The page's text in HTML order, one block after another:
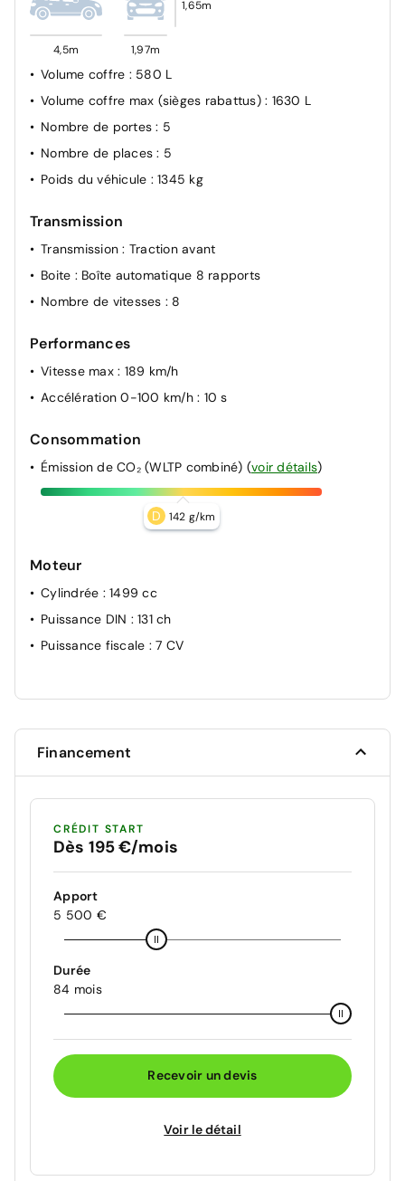
Verrouillage automatique de tous les ouvrants en
Sécurité enfants mécanique
ESP (contrôle dynamique de stabilité)
Détection de sous-gonflage
Témoin de non-bouclage de ceinture conducteur et
passagers
Airbag passager AV désactivable à clé
4,5m 1,97m
1,65m
Volume coffre : 580 L
Volume coffre max (sièges rabattus) : 1630 L
Nombre de portes: 5
Nombre de places: 5
Poids du véhicule : 1345 kg
Transmission
Transmission: Traction avant
Boite : Boîte automatique 8 rapports
Nombre de vitesses : 8
Performances
Vitesse max : 189 km/h
Accélération 0-100 km/h : 10 s
Consommation
Émission de CO₂ (WLTP combiné) (voir détails)
D 142 g/km
Moteur
Cylindrée : 1499 cc
Puissance DIN : 131 ch
Puissance fiscale : 7 CV
Financement
CRÉDIT START
Dès 195 €/mois
Apport
5 500 €
Durée
84 mois
Recevoir un devis
Voir le détail